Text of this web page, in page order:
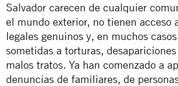
Salvador carecen de cualquier
el mundo exterior, no tienen acceso
legales genuinos y, en muchos
sometidas a torturas,
malos tratos. Ya han comenzado a
denuncias de familiares, de